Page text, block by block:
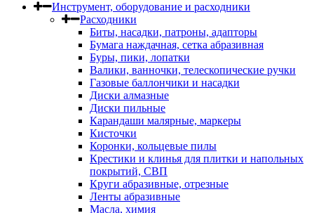
Инструмент, оборудование и расходники
Расходники
Биты, насадки, патроны, адапторы
Бумага наждачная, сетка абразивная
Буры, пики, лопатки
Валики, ванночки, телескопические ручки
Газовые баллончики и насадки
Диски алмазные
Диски пильные
Карандаши малярные, маркеры
Кисточки
Коронки, кольцевые пилы
Крестики и клинья для плитки и напольных
покрытий, СВП
Круги абразивные, отрезные
Ленты абразивные
Масла, химия